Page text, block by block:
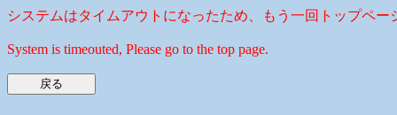
システムはタイムアウトになったため、もう一回トップペー
System is timeouted, Please go to the top page.